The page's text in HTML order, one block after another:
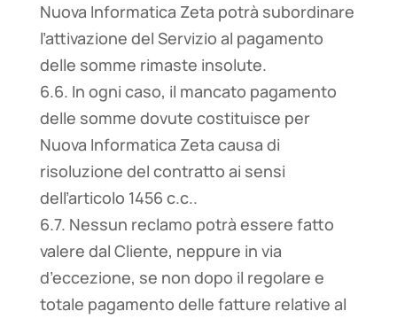
Nuova Informatica Zeta potrà subordinare
l’attivazione del Servizio al pagamento
delle somme rimaste insolute.
6.6. In ogni caso, il mancato pagamento
delle somme dovute costituisce per
Nuova Informatica Zeta causa di
risoluzione del contratto ai sensi
dell’articolo 1456 c.c..
6.7. Nessun reclamo potrà essere fatto
valere dal Cliente, neppure in via
d’eccezione, se non dopo il regolare e
totale pagamento delle fatture relative al